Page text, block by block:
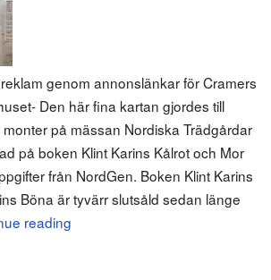
genom annonslänkar för Cramers
Den här fina kartan gjordes till
på mässan Nordiska Trädgårdar
på boken Klint Karins Kålrot och Mor
från NordGen. Boken Klint Karins
Böna är tyvärr slutsåld sedan länge
reading